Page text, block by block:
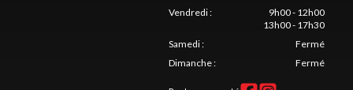
Vendredi:
9h00 - 12h00
13h00 - 17h30
Samedi:
Fermé
Dimanche: Fermé